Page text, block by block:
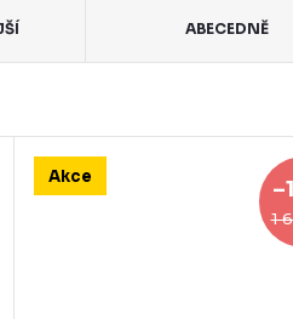
ABECEDNĚ
Akce
1